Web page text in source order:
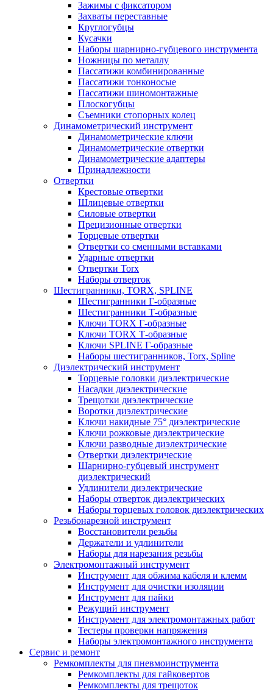
Зажимы с фиксатором
Захваты переставные
Круглогубцы
Кусачки
Наборы шарнирно-губцевого инструмента
Ножницы по металлу
Пассатижи комбинированные
Пассатижи тонконосые
Пассатижи шиномонтажные
Плоскогубцы
Съемники стопорных колец
Динамометрический инструмент
Динамометрические ключи
Динамометрические отвертки
Динамометрические адаптеры
Принадлежности
Отвертки
Крестовые отвертки
Шлицевые отвертки
Силовые отвертки
Прецизионные отвертки
Торцевые отвертки
Отвертки со сменными вставками
Ударные отвертки
Отвертки Torx
Наборы отверток
Шестигранники, TORX, SPLINE
Шестигранники Г-образные
Шестигранники Т-образные
Ключи TORX Г-образные
Ключи TORX Т-образные
Ключи SPLINE Г-образные
Наборы шестигранников, Torx, Spline
Диэлектрический инструмент
Торцевые головки диэлектрические
Насадки диэлектрические
Трещотки диэлектрические
Воротки диэлектрические
Ключи накидные 75° диэлектрические
Ключи рожковые диэлектрические
Ключи разводные диэлектрические
Отвертки диэлектрические
Шарнирно-губцевый инструмент
диэлектрический
Удлинители диэлектрические
Наборы отверток диэлектрических
Наборы торцевых головок диэлектрических
Резьбонарезной инструмент
Восстановители резьбы
Держатели и удлинители
Наборы для нарезания резьбы
Электромонтажный инструмент
Инструмент для обжима кабеля и клемм
Инструмент для очистки изоляции
Инструмент для пайки
Режущий инструмент
Инструмент для электромонтажных работ
Тестеры проверки напряжения
Наборы электромонтажного инструмента
Сервис и ремонт
Ремкомплекты для пневмоинструмента
Ремкомплекты для гайковертов
Ремкомплекты для трещоток